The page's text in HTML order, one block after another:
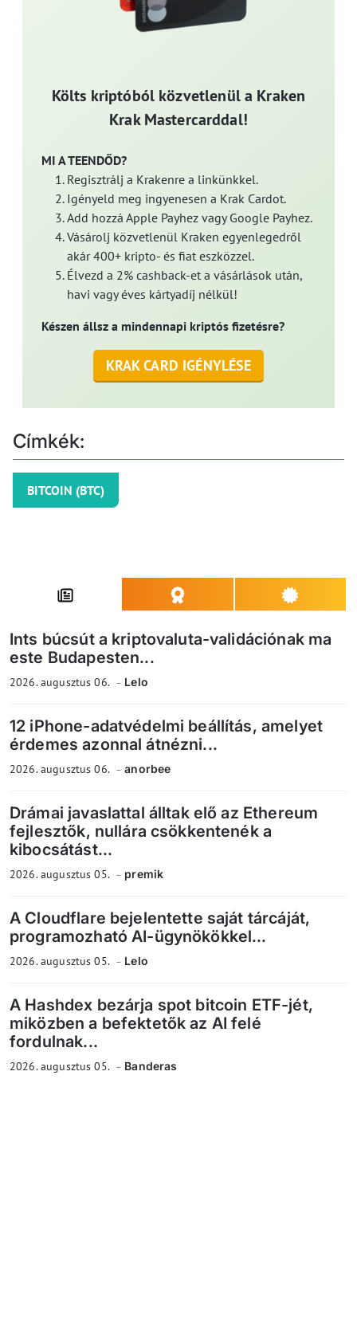
Költs kriptóból közvetlenül a Kraken
Krak Mastercarddal!
MI A TEENDŐD?
Regisztrálj a Krakenre a linkünkkel.
Igényeld meg ingyenesen a Krak Cardot.
Add hozzá Apple Payhez vagy Google Payhez.
Vásárolj közvetlenül Kraken egyenlegedről
akár 400+ kripto- és fiat eszközzel.
Élvezd a 2% cashback-et a vásárlások után,
havi vagy éves kártyadíj nélkül!
Készen állsz a mindennapi kriptós fizetésre?
KRAK CARD IGÉNYLÉSE
Címkék:
BITCOIN (BTC)
Ints búcsút a kriptovaluta-validációnak ma
este Budapesten...
2026. augusztus 06. Lelo
12 iPhone-adatvédelmi beállítás, amelyet
érdemes azonnal átnézni...
2026. augusztus 06. anorbee
Drámai javaslattal álltak elő az Ethereum
fejlesztők, nullára csökkentenék a
kibocsátást...
2026. augusztus 05. premik
A Cloudflare bejelentette saját tárcáját,
programozható AI-ügynökökkel...
2026. augusztus 05. Lelo
A Hashdex bezárja spot bitcoin ETF-jét,
miközben a befektetők az AI felé
fordulnak...
2026. augusztus 05. Banderas